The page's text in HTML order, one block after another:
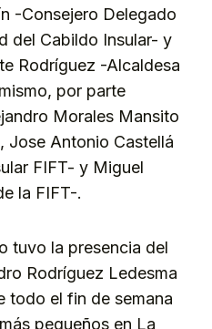
-Consejero Delegado
del Cabildo Insular- y
Rodríguez -Alcaldesa
por parte
Morales Mansito
Jose Antonio Castellá
FIFT- y Miguel
la FIFT-.
tuvo la presencia del
Rodríguez Ledesma
todo el fin de semana
pequeños en La